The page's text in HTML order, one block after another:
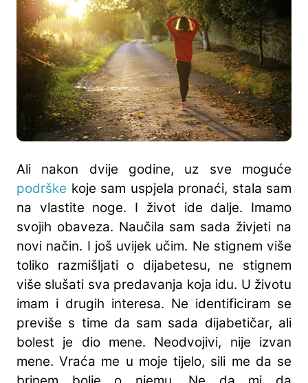
Ali nakon dvije godine, uz sve moguće
podrške koje sam uspjela pronaći, stala sam
na vlastite noge. I život ide dalje. Imamo
svojih obaveza. Naučila sam sada živjeti na
novi način. I još uvijek učim. Ne stignem više
toliko razmišljati o dijabetesu, ne stignem
više slušati sva predavanja koja idu. U životu
imam i drugih interesa. Ne identificiram se
previše s time da sam sada dijabetičar, ali
bolest je dio mene. Neodvojivi, nije izvan
mene. Vraća me u moje tijelo, sili me da se